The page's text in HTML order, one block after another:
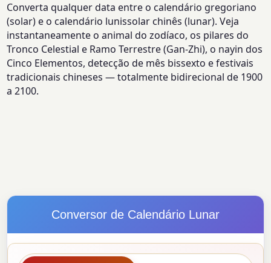
Converta qualquer data entre o calendário gregoriano
(solar) e o calendário lunissolar chinês (lunar). Veja
instantaneamente o animal do zodíaco, os pilares do
Tronco Celestial e Ramo Terrestre (Gan-Zhi), o nayin dos
Cinco Elementos, detecção de mês bissexto e festivais
tradicionais chineses — totalmente bidirecional de 1900
a 2100.
Conversor de Calendário Lunar